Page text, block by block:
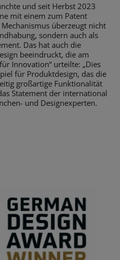
und seit Herbst 2023
mit einem zum Patent
überzeugt nicht
sondern auch als
Das hat auch die
beeindruckt, die am
Innovation“ urteilte: „Dies
für Produktdesign, das die
großartige Funktionalität
Statement der international
und Designexperten.